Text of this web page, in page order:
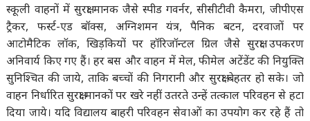
स्कूली वाहनों में सुरक्षा मानक जैसे स्पीड गवर्नर, सीसीटीवी कैमरा, जीपीएस
ट्रैकर, फर्स्ट-एड बॉक्स, अग्निशमन यंत्र, पैनिक बटन, दरवाजों पर
आटोमैटिक लॉक, खिड़कियों पर हॉरिजॉन्टल ग्रिल जैसे सुरक्षा उपकरण
अनिवार्य किए गए हैं। हर बस और वाहन में मेल, फीमेल अटेंडेंट की नियुक्ति
सुनिश्चित की जाये, ताकि बच्चों की निगरानी और सुरक्षा बेहतर हो सके। जो
वाहन निर्धारित सुरक्षा मानकों पर खरे नहीं उतरते उन्हें तत्काल परिवहन से हटा
दिया जाये। यदि विद्यालय बाहरी परिवहन सेवाओं का उपयोग कर रहे हैं तो